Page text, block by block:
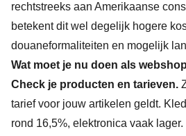
rechtstreeks aan Amerikaanse
betekent dit wel degelijk hogere
douaneformaliteiten en mogelijk
Wat moet je nu doen als
Check je producten en tarieven.
tarief voor jouw artikelen geldt.
rond 16,5%, elektronica vaak lager.